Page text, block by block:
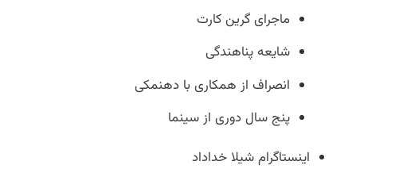
ماجرای گرین کارت
شایعه پناهندگی
انصراف از همکاری با دهنمکی
پنج سال دوری از سینما
اینستاگرام شیلا خداداد